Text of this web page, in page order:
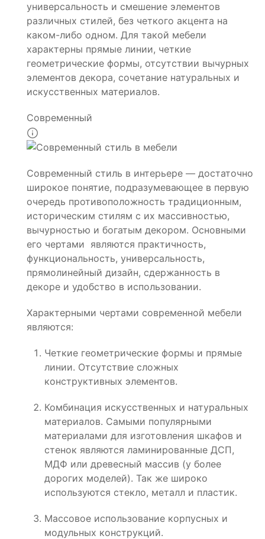
универсальность и смешение элементов
различных стилей, без четкого акцента на
каком-либо одном. Для такой мебели
характерны прямые линии, четкие
геометрические формы, отсутствии вычурных
элементов декора, сочетание натуральных и
искусственных материалов.
Современный
Современный стиль в интерьере — достаточно
широкое понятие, подразумевающее в первую
очередь противоположность традиционным,
историческим стилям с их массивностью,
вычурностью и богатым декором. Основными
его чертами являются практичность,
функциональность, универсальность,
прямолинейный дизайн, сдержанность в
декоре и удобство в использовании.
Характерными чертами современной мебели
являются:
Четкие геометрические формы и прямые
линии. Отсутствие сложных
конструктивных элементов.
Комбинация искусственных и натуральных
материалов. Самыми популярными
материалами для изготовления шкафов и
стенок являются ламинированные ДСП,
МДФ или древесный массив (у более
дорогих моделей). Так же широко
используются стекло, металл и пластик.
Массовое использование корпусных и
модульных конструкций.